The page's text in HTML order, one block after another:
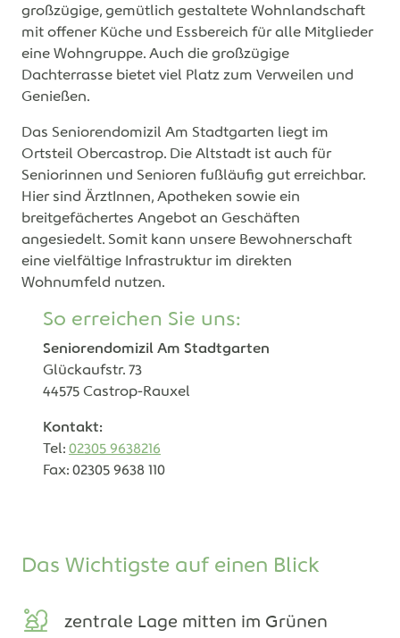
großzügige, gemütlich gestaltete Wohnlandschaft
mit offener Küche und Essbereich für alle Mitglieder
eine Wohngruppe. Auch die großzügige
Dachterrasse bietet viel Platz zum Verweilen und
Genießen.
Das Seniorendomizil Am Stadtgarten liegt im
Ortsteil Obercastrop. Die Altstadt ist auch für
Seniorinnen und Senioren fußläufig gut erreichbar.
Hier sind ÄrztInnen, Apotheken sowie ein
breitgefächertes Angebot an Geschäften
angesiedelt. Somit kann unsere Bewohnerschaft
eine vielfältige Infrastruktur im direkten
Wohnumfeld nutzen.
So erreichen Sie uns:
Seniorendomizil Am Stadtgarten
Glückaufstr. 73
44575 Castrop-Rauxel
Kontakt:
Tel:02305 9638216
Fax: 02305 9638 110
Das Wichtigste auf einen Blick
zentrale Lage mitten im Grünen